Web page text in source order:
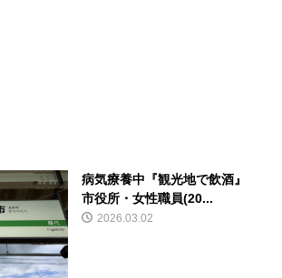
病気療養中『観光地で飲酒』
市役所・女性職員(20...
2026.03.02